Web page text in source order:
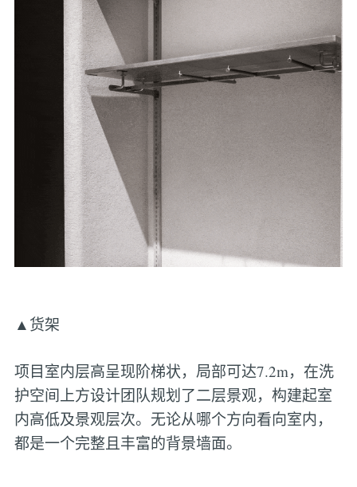
▲货架
项目室内层高呈现阶梯状，局部可达7.2m，在洗
护空间上方设计团队规划了二层景观，构建起室
内高低及景观层次。无论从哪个方向看向室内，
都是一个完整且丰富的背景墙面。